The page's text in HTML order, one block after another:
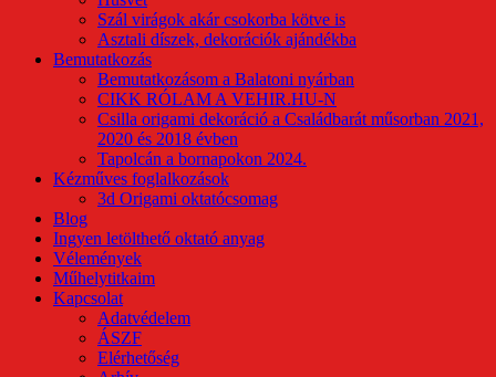
Szál virágok akár csokorba kötve is
Asztali díszek, dekorációk ajándékba
Bemutatkozás
Bemutatkozásom a Balatoni nyárban
CIKK RÓLAM A VEHIR.HU-N
Csilla origami dekoráció a Családbarát műsorban 2021,
2020 és 2018 évben
Tapolcán a bornapokon 2024.
Kézműves foglalkozások
3d Origami oktatócsomag
Blog
Ingyen letölthető oktató anyag
Vélemények
Műhelytitkaim
Kapcsolat
Adatvédelem
ÁSZF
Elérhetőség